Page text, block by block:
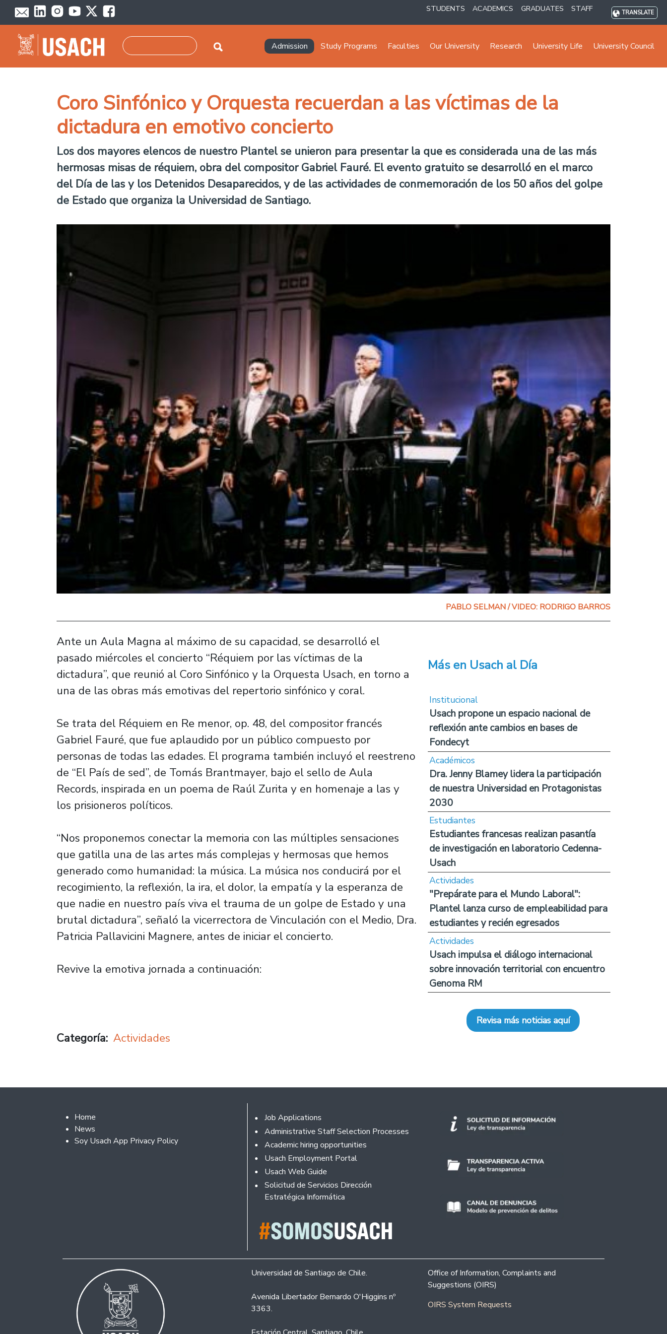
Skip to main content STUDENTS ACADEMICS GRADUATES STAFF TRANSLATE
Navegación principal
Admission Study Programs Faculties Our University Research University Life University Council
Coro Sinfónico y Orquesta recuerdan a las víctimas de la
dictadura en emotivo concierto
Los dos mayores elencos de nuestro Plantel se unieron para presentar la que es considerada una de las más
hermosas misas de réquiem, obra del compositor Gabriel Fauré. El evento gratuito se desarrolló en el marco
del Día de las y los Detenidos Desaparecidos, y de las actividades de conmemoración de los 50 años del golpe
de Estado que organiza la Universidad de Santiago.
PABLO SELMAN / VIDEO: RODRIGO BARROS
Ante un Aula Magna al máximo de su capacidad, se desarrolló el
pasado miércoles el concierto “Réquiem por las víctimas de la
dictadura”, que reunió al Coro Sinfónico y la Orquesta Usach, en torno a
una de las obras más emotivas del repertorio sinfónico y coral.
Se trata del Réquiem en Re menor, op. 48, del compositor francés
Gabriel Fauré, que fue aplaudido por un público compuesto por
personas de todas las edades. El programa también incluyó el reestreno
de “El País de sed”, de Tomás Brantmayer, bajo el sello de Aula
Records, inspirada en un poema de Raúl Zurita y en homenaje a las y
los prisioneros políticos.
“Nos proponemos conectar la memoria con las múltiples sensaciones
que gatilla una de las artes más complejas y hermosas que hemos
generado como humanidad: la música. La música nos conducirá por el
recogimiento, la reflexión, la ira, el dolor, la empatía y la esperanza de
que nadie en nuestro país viva el trauma de un golpe de Estado y una
brutal dictadura”, señaló la vicerrectora de Vinculación con el Medio, Dra.
Patricia Pallavicini Magnere, antes de iniciar el concierto.
Revive la emotiva jornada a continuación:
Categoría Actividades
Más en Usach al Día
Institucional
Usach propone un espacio nacional de
reflexión ante cambios en bases de
Fondecyt
Académicos
Dra. Jenny Blamey lidera la participación
de nuestra Universidad en Protagonistas
2030
Estudiantes
Estudiantes francesas realizan pasantía
de investigación en laboratorio Cedenna-
Usach
Actividades
"Prepárate para el Mundo Laboral":
Plantel lanza curso de empleabilidad para
estudiantes y recién egresados
Actividades
Usach impulsa el diálogo internacional
sobre innovación territorial con encuentro
Genoma RM
Revisa más noticias aquí
Footer 2
Home
News
Soy Usach App Privacy Policy
Footer
Job Applications
Administrative Staff Selection Processes
Academic hiring opportunities
Usach Employment Portal
Usach Web Guide
Solicitud de Servicios Dirección
Estratégica Informática
Universidad de Santiago de Chile.
Avenida Libertador Bernardo O'Higgins nº
3363.
Office of Information, Complaints and
Suggestions (OIRS)
OIRS System Requests